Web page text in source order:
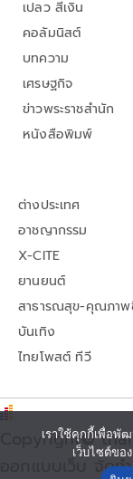
เปลว สีเงิน
คอลัมนิสต์
บทความ
เศรษฐกิจ
ข่าวพระราชสำนัก
หนังสือพิมพ์
ต่างประเทศ
อาชญากรรม
X-CITE
ยานยนต์
สาธารณสุข-คุณภาพ
บันเทิง
ไทยโพสต์ ทีวี
Copyright©
ออกแบบเว็บ จัด
เราใช้คุกกี้เพื่อพั
เว็บไซต์ข